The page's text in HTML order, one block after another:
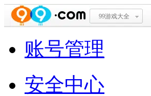
99游戏大全
账号管理
安全中心